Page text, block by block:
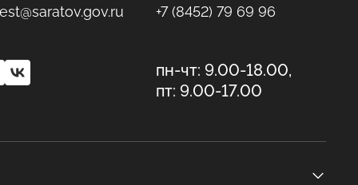
+7 (8452) 79 69 96
пн-чт: 9.00-18.00,
пт: 9.00-17.00